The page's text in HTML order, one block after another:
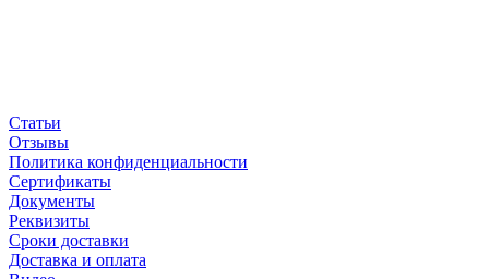
Статьи
Отзывы
Политика конфиденциальности
Сертификаты
Документы
Реквизиты
Сроки доставки
Доставка и оплата